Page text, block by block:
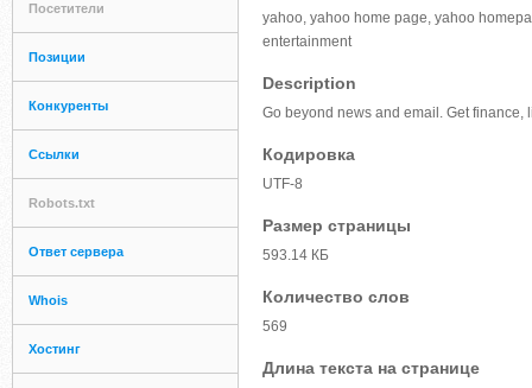
Посетители
Позиции
Конкуренты
Ссылки
Robots.txt
Ответ сервера
Whois
Хостинг
yahoo, yahoo home page, yahoo
entertainment
Description
Go beyond news and email. Get finance,
Кодировка
UTF-8
Размер страницы
593.14 КБ
Количество слов
569
Длина текста на странице